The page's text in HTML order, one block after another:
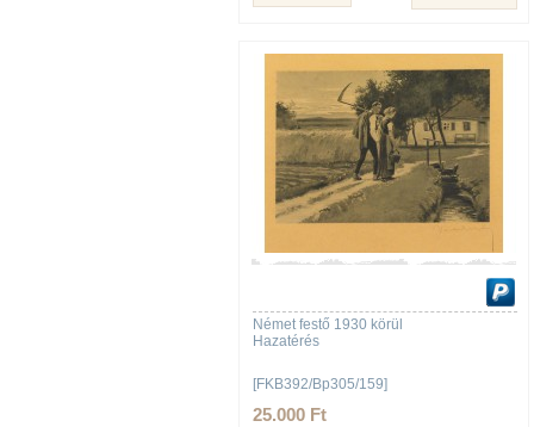
Német festő 1930 körül
Hazatérés
[FKB392/Bp305/159]
25.000 Ft